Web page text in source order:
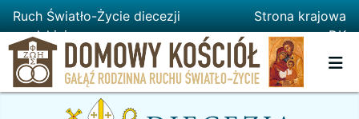
Ruch Światło-Życie diecezji
opolskiej
Strona krajowa
DK